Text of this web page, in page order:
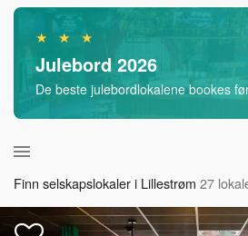
★ ★ ★
Julebord 2026
De beste julebordlokalene bookes
Finn selskapslokaler i Lillestrøm 27